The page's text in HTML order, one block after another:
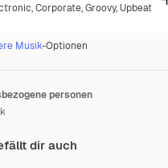
,Corporate,Groovy, Upbeat
Musik-Optionen
personen
dir auch